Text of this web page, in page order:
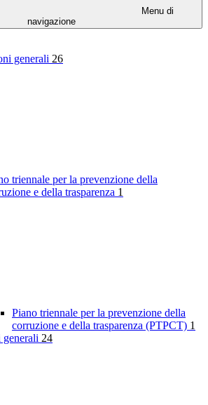
Menu di
navigazione
generali 26
triennale per la prevenzione della
e della trasparenza 1
Piano triennale per la prevenzione della
corruzione e della trasparenza (PTPCT) 1
24